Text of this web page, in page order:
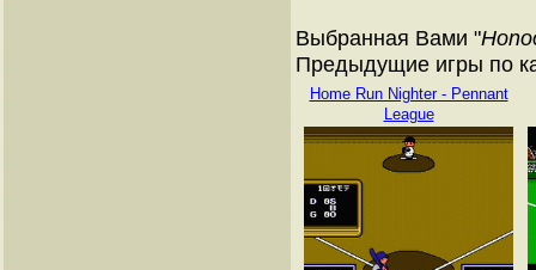
Выбранная Вами "
Предыдущие игры по
Home Run Nighter - Pennant
League